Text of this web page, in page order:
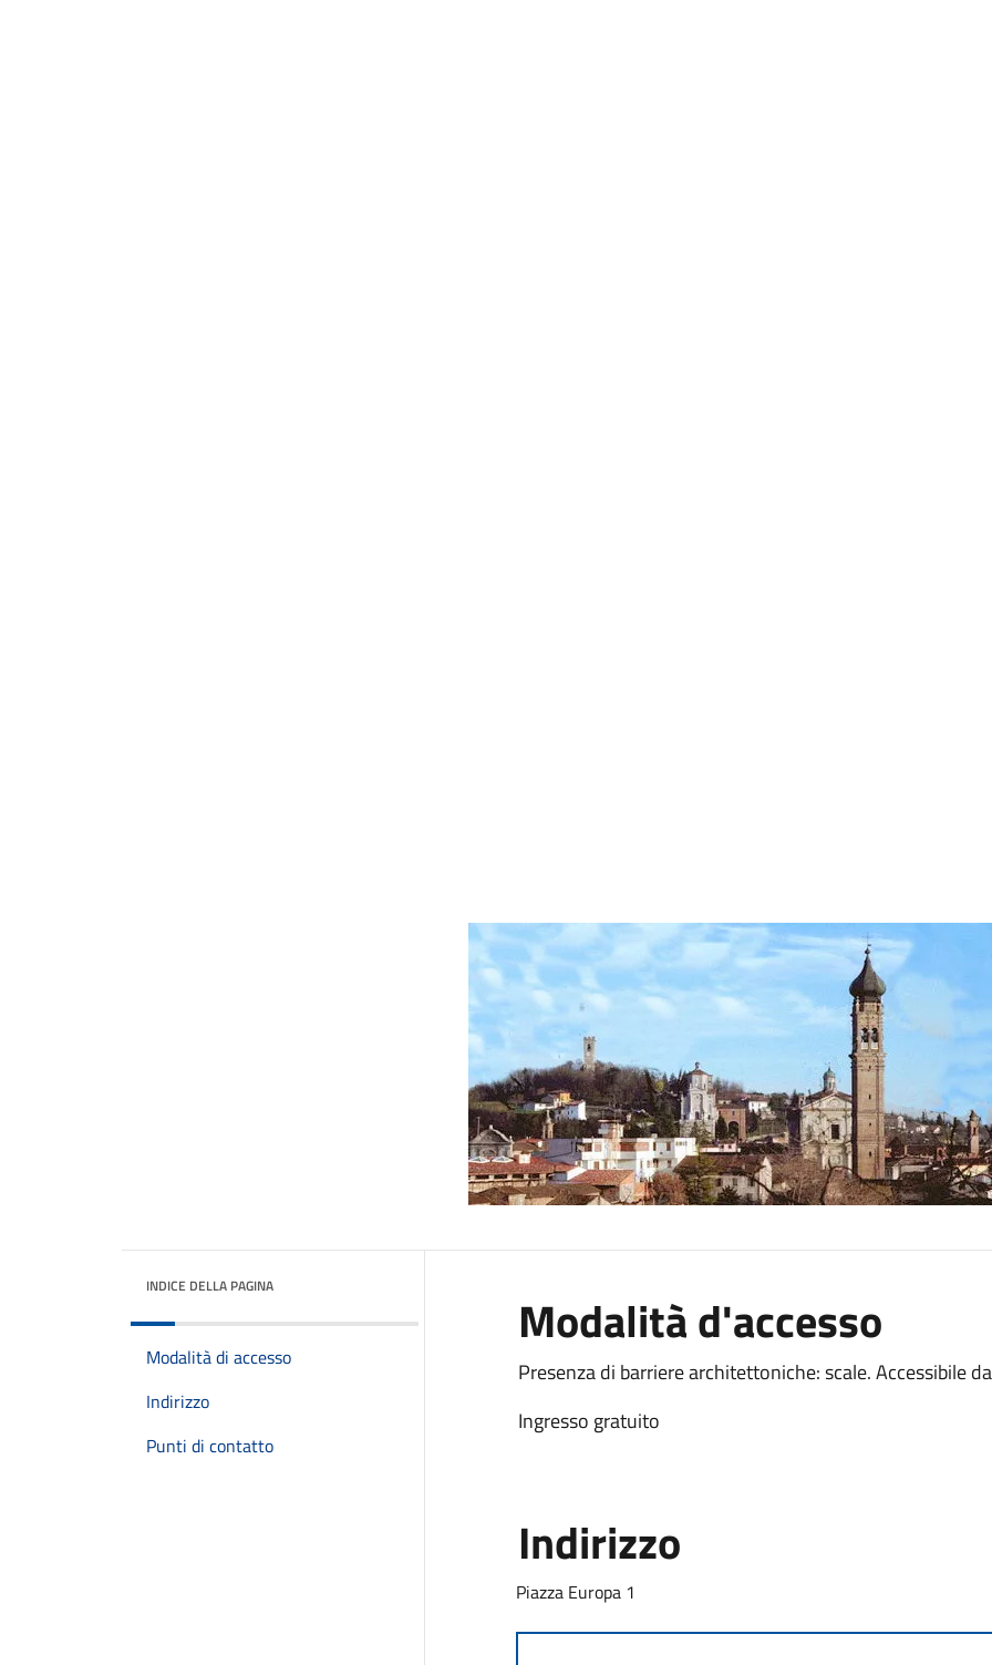
INDICE DELLA PAGINA
Modalità di accesso
Indirizzo
Punti di contatto
Modalità d'accesso
Presenza di barriere architettoniche: scale. Accessibile
Ingresso gratuito
Indirizzo
Piazza Europa 1